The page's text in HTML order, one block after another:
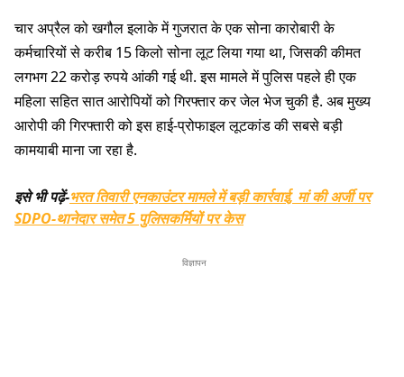
चार अप्रैल को खगौल इलाके में गुजरात के एक सोना कारोबारी के
कर्मचारियों से करीब 15 किलो सोना लूट लिया गया था, जिसकी कीमत
लगभग 22 करोड़ रुपये आंकी गई थी. इस मामले में पुलिस पहले ही एक
महिला सहित सात आरोपियों को गिरफ्तार कर जेल भेज चुकी है. अब मुख्य
आरोपी की गिरफ्तारी को इस हाई-प्रोफाइल लूटकांड की सबसे बड़ी
कामयाबी माना जा रहा है.
इसे भी पढ़ें-भरत तिवारी एनकाउंटर मामले में बड़ी कार्रवाई, मां की अर्जी पर
SDPO-थानेदार समेत 5 पुलिसकर्मियों पर केस
विज्ञापन